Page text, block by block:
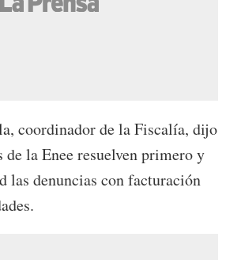
coordinador de la Fiscalía, dijo
de la Enee resuelven primero y
las denuncias con facturación